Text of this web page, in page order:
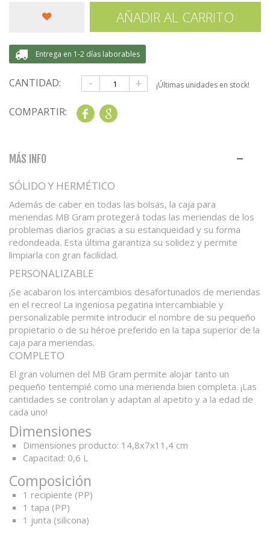
AÑADIR AL CARRITO
Entrega en 1-2 días laborables
CANTIDAD: - + ¡Últimas unidades en stock!
COMPARTIR: Share
MÁS INFO
SÓLIDO Y HERMÉTICO
Además de caber en todas las bolsas, la caja para
meriendas MB Gram protegerá todas las meriendas de los
problemas diarios gracias a su estanqueidad y su forma
redondeada. Esta última garantiza su solidez y permite
limpiarla con gran facilidad.
PERSONALIZABLE
¡Se acabaron los intercambios desafortunados de meriendas
en el recreo! La ingeniosa pegatina intercambiable y
personalizable permite introducir el nombre de su pequeño
propietario o de su héroe preferido en la tapa superior de la
caja para meriendas.
COMPLETO
El gran volumen del MB Gram permite alojar tanto un
pequeño tentempié como una merienda bien completa. ¡Las
cantidades se controlan y adaptan al apetito y a la edad de
cada uno!
Dimensiones
Dimensiones producto: 14,8x7x11,4 cm
Capacitad: 0,6 L
Composición
1 recipiente (PP)
1 tapa (PP)
1 junta (silicona)